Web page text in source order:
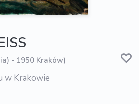
- 1950 Kraków)
w Krakowie